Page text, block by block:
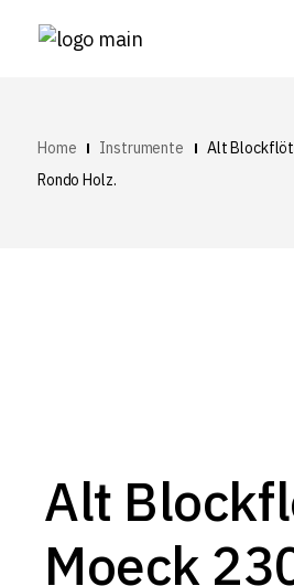
Home Instrumente
Alt
Rondo Holz.
Alt
Moeck